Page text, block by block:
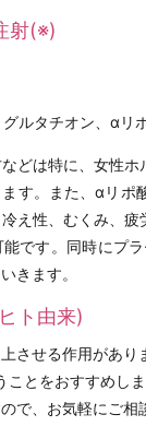
射(※)
ルタチオン、αリ
どは特に、女性
す。また、αリ
え性、むくみ、
です。同時にプ
きます。
ト由来)
させる作用があ
とをおすすめしま
で、お気軽にご相